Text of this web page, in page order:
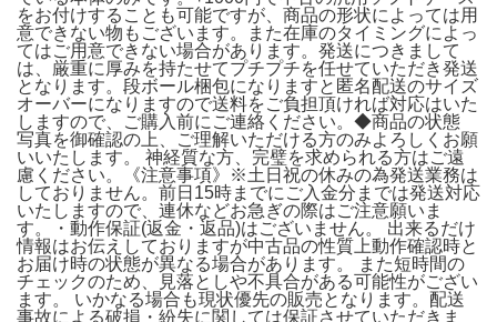
をお付けすることも可能ですが、商品の形状によっては用
意できない物もございます。また在庫のタイミングによっ
てはご用意できない場合があります。発送につきまして
は、厳重に厚みを持たせてプチプチを任せていただき発送
となります。段ボール梱包になりますと匿名配送のサイズ
オーバーになりますので送料をご負担頂ければ対応はいた
しますので、ご購入前にご連絡ください。◆商品の状態
写真を御確認の上、ご理解いただける方のみよろしくお願
いいたします。 神経質な方、完璧を求められる方はご遠
慮ください。《注意事項》※土日祝の休みの為発送業務は
しておりません。前日15時までにご入金分までは発送対応
いたしますので、連休などお急ぎの際はご注意願いま
す。・動作保証(返金・返品)はございません。 出来るだけ
情報はお伝えしておりますが中古品の性質上動作確認時と
お届け時の状態が異なる場合があります。 また短時間の
チェックのため、見落としや不具合がある可能性がござい
ます。 いかなる場合も現状優先の販売となります。配送
事故による破損・紛失に関しては保証させていただきま